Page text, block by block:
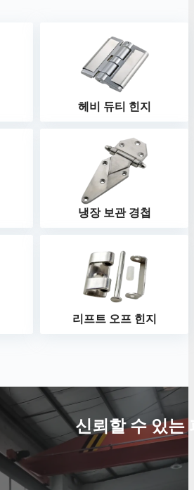
헤비 듀티 힌지
냉장 보관 경첩
리프트 오프 힌지
신뢰할 수 있는